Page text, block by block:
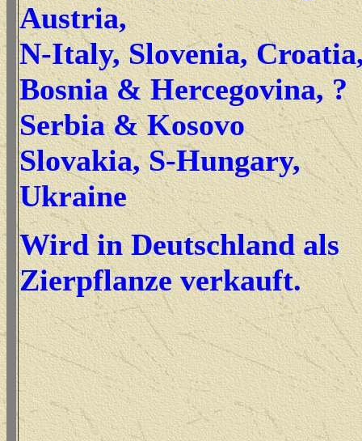
Austria,
N-Italy, Slovenia,
Bosnia & Hercegovina, ?
Serbia & Kosovo
Slovakia, S-Hungary,
Ukraine
Wird in Deutschland als
Zierpflanze verkauft.